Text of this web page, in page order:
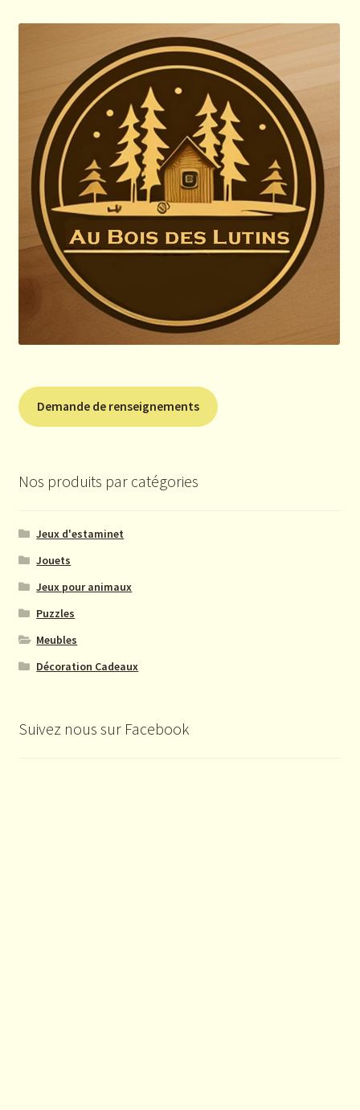
Demande de renseignements
Nos produits par catégories
Jeux d'estaminet
Jouets
Jeux pour animaux
Puzzles
Meubles
Décoration Cadeaux
Suivez nous sur Facebook